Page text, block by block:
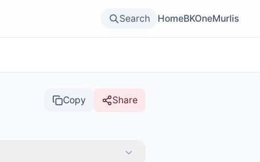
Search HomeBKOneMurlis
Copy Share